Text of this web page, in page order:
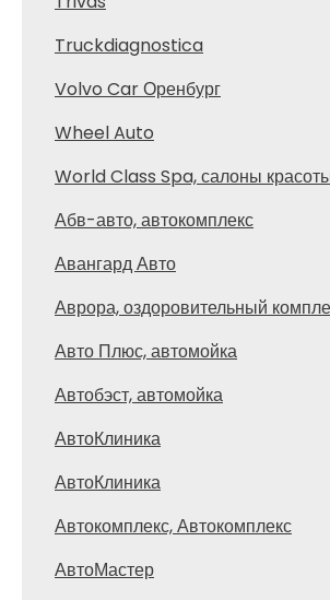
Truckdiagnostica
Volvo Car Оренбург
Wheel Auto
World Class Spa, салоны
Абв-авто, автокомплекс
Авангард Авто
Аврора, оздоровительный
Авто Плюс, автомойка
Автобэст, автомойка
АвтоКлиника
АвтоКлиника
Автокомплекс, Автокомплекс
АвтоМастер